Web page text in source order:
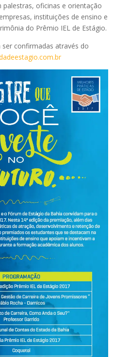
palestras, oficinas e orientação
instituições de ensino e
do Prêmio IEL de Estágio.
confirmadas através do